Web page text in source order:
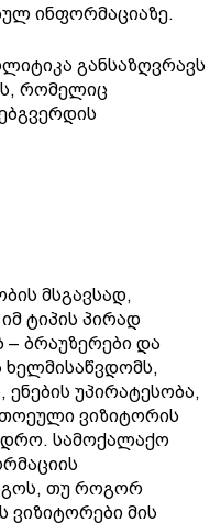
ინფორმაციაზე.
განსაზღვრავს
რომელიც
მსგავსად,
ტიპის პირად
ბრაუზერები და
ხელმისაწვდომს,
უპირატესობა,
ვიზიტორის
სამოქალაქო
თუ როგორ
ვიზიტორები მის